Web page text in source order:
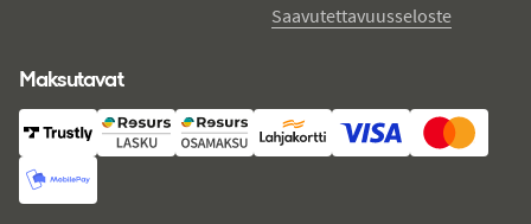
Saavutettavuusseloste
Maksutavat